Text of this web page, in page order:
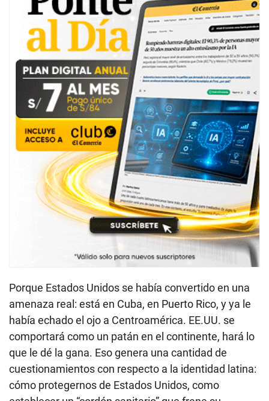
Porque Estados Unidos se había convertido en una
amenaza real: está en Cuba, en Puerto Rico, y ya le
había echado el ojo a Centroamérica. EE.UU. se
comportará como un patán en el continente, hará lo
que le dé la gana. Eso genera una cantidad de
cuestionamientos con respecto a la identidad latina:
cómo protegernos de Estados Unidos, como